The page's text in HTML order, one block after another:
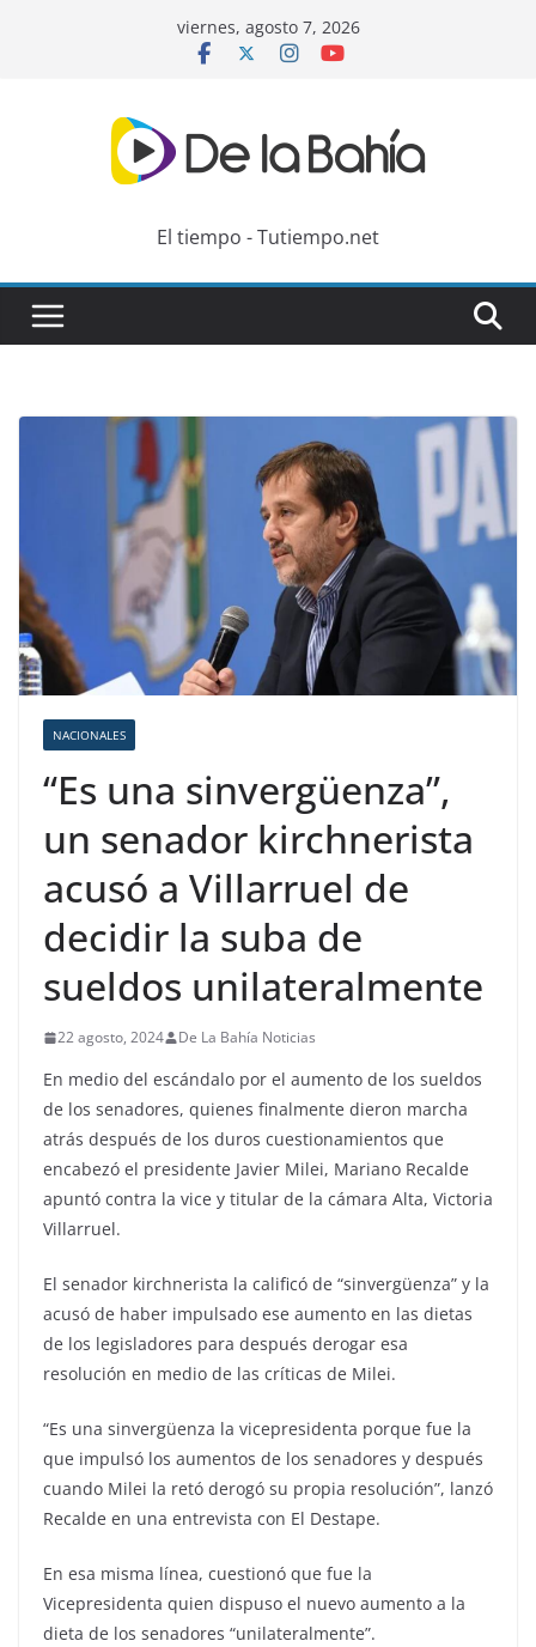
viernes, agosto 7, 2026
El tiempo - Tutiempo.net
NACIONALES
“Es una sinvergüenza”,
un senador kirchnerista
acusó a Villarruel de
decidir la suba de
sueldos unilateralmente
22 agosto, 2024 De La Bahía Noticias
En medio del escándalo por el aumento de los sueldos
de los senadores, quienes finalmente dieron marcha
atrás después de los duros cuestionamientos que
encabezó el presidente Javier Milei, Mariano Recalde
apuntó contra la vice y titular de la cámara Alta, Victoria
Villarruel.
El senador kirchnerista la calificó de “sinvergüenza” y la
acusó de haber impulsado ese aumento en las dietas
de los legisladores para después derogar esa
resolución en medio de las críticas de Milei.
“Es una sinvergüenza la vicepresidenta porque fue la
que impulsó los aumentos de los senadores y después
cuando Milei la retó derogó su propia resolución”, lanzó
Recalde en una entrevista con El Destape.
En esa misma línea, cuestionó que fue la
Vicepresidenta quien dispuso el nuevo aumento a la
dieta de los senadores “unilateralmente”.